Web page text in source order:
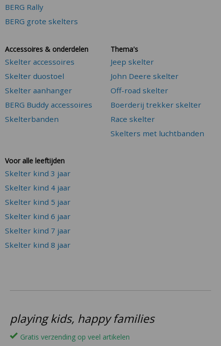
BERG Rally
BERG grote skelters
Accessoires & onderdelen
Skelter accessoires
Skelter duostoel
Skelter aanhanger
BERG Buddy accessoires
Skelterbanden
Thema's
Jeep skelter
John Deere skelter
Off-road skelter
Boerderij trekker skelter
Race skelter
Skelters met luchtbanden
Voor alle leeftijden
Skelter kind 3 jaar
Skelter kind 4 jaar
Skelter kind 5 jaar
Skelter kind 6 jaar
Skelter kind 7 jaar
Skelter kind 8 jaar
playing kids, happy families
Gratis verzending op veel artikelen